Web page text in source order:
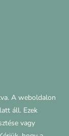
A weboldalon
áll. Ezek
vagy